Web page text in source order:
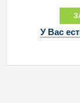
У Вас